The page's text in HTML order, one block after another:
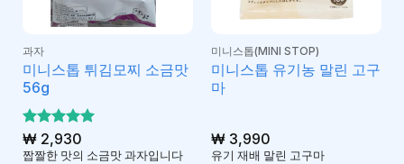
과자
미니스톱 튀김모찌 소금맛
56g
5 중에서
5로 평가
₩2,930
짭짤한 맛의 소금맛 과자입니다
미니스톱(MINI STOP)
미니스톱 유기농 말린 고구
마
₩3,990
유기 재배 말린 고구마